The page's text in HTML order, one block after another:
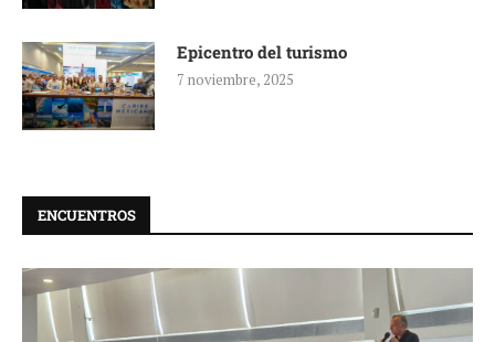
Epicentro del turismo
7 noviembre, 2025
ENCUENTROS